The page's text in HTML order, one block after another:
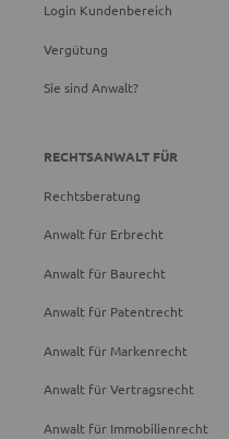
Login Kundenbereich
Vergütung
Sie sind Anwalt?
RECHTSANWALT FÜR
Rechtsberatung
Anwalt für Erbrecht
Anwalt für Baurecht
Anwalt für Patentrecht
Anwalt für Markenrecht
Anwalt für Vertragsrecht
Anwalt für Immobilienrecht